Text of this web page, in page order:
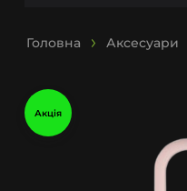
Головна Аксесуари
Акція